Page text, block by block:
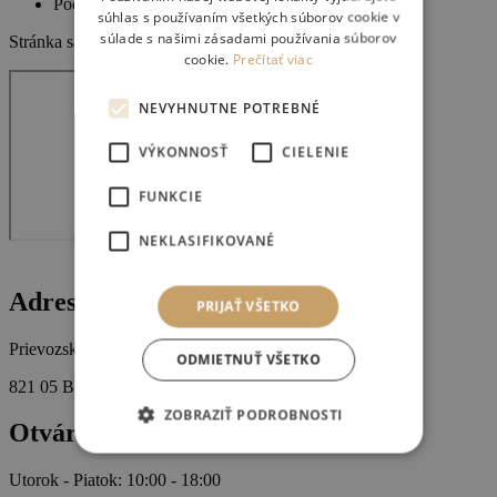
Stránka sa pripravuje…
Adresa
Prievozská 32
821 05 Bratislava
Otváracie hodiny
Utorok - Piatok: 10:00 - 18:00
súhlas s používaním všetkých súborov cookie v
súlade s našimi zásadami používania súborov
cookie. Prečítať viac
NEVYHNUTNE POTREBNÉ
VÝKONNOSŤ CIELENIE
FUNKCIE
NEKLASIFIKOVANÉ
PRIJAŤ VŠETKO
ODMIETNUŤ VŠETKO
ZOBRAZIŤ PODROBNOSTI